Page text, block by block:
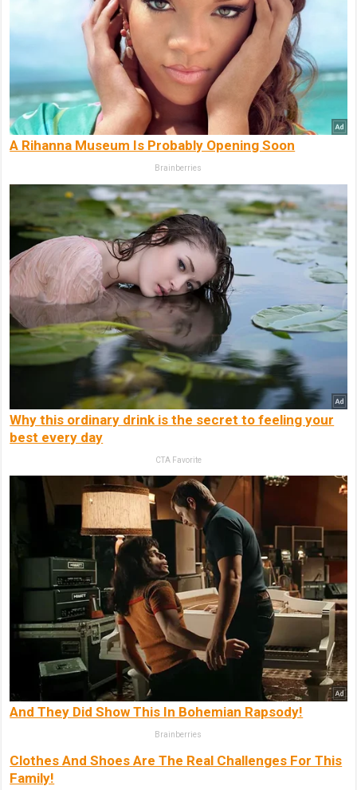
A Rihanna Museum Is Probably Opening Soon
Brainberries
Why this ordinary drink is the secret to feeling your
best every day
CTA Favorite
And They Did Show This In Bohemian Rapsody!
Brainberries
Clothes And Shoes Are The Real Challenges For This
Family!